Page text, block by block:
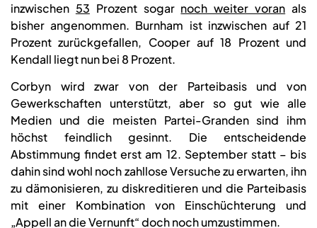
inzwischen 53 Prozent sogar noch weiter voran als
bisher angenommen. Burnham ist inzwischen auf 21
Prozent zurückgefallen, Cooper auf 18 Prozent und
Kendall liegt nun bei 8 Prozent.
Corbyn wird zwar von der Parteibasis und von
Gewerkschaften unterstützt, aber so gut wie alle
Medien und die meisten Partei-Granden sind ihm
höchst feindlich gesinnt. Die entscheidende
Abstimmung findet erst am 12. September statt – bis
dahin sind wohl noch zahllose Versuche zu erwarten, ihn
zu dämonisieren, zu diskreditieren und die Parteibasis
mit einer Kombination von Einschüchterung und
„Appell an die Vernunft“ doch noch umzustimmen.